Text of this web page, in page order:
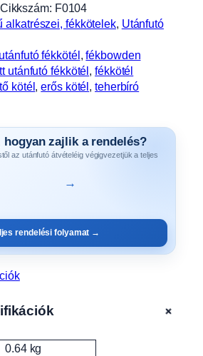
Cikkszám: F0104
alkatrészei, fékkötelek, Utánfutó
utánfutó fékkötél, fékbowden
utánfutó fékkötél, fékkötél
kötél, erős kötél, teherbíró
hogyan zajlik a rendelés?
az utánfutó átvételéig végigvezetjük a teljes
→
rendelési folyamat →
+
Érték
0.64 kg